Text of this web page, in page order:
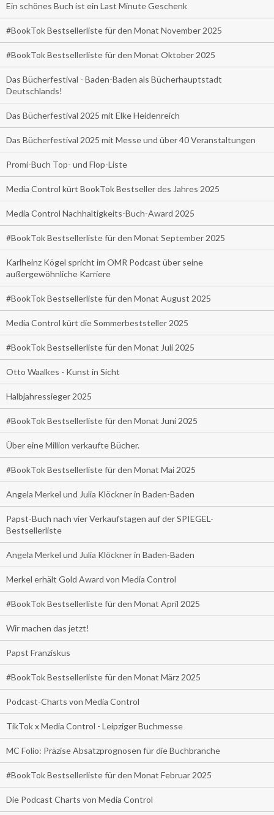
Ein schönes Buch ist ein Last Minute Geschenk
#BookTok Bestsellerliste für den Monat November 2025
#BookTok Bestsellerliste für den Monat Oktober 2025
Das Bücherfestival - Baden-Baden als Bücherhauptstadt
Deutschlands!
Das Bücherfestival 2025 mit Elke Heidenreich
Das Bücherfestival 2025 mit Messe und über 40 Veranstaltungen
Promi-Buch Top- und Flop-Liste
Media Control kürt BookTok Bestseller des Jahres 2025
Media Control Nachhaltigkeits-Buch-Award 2025
#BookTok Bestsellerliste für den Monat September 2025
Karlheinz Kögel spricht im OMR Podcast über seine
außergewöhnliche Karriere
#BookTok Bestsellerliste für den Monat August 2025
Media Control kürt die Sommerbeststeller 2025
#BookTok Bestsellerliste für den Monat Juli 2025
Otto Waalkes - Kunst in Sicht
Halbjahressieger 2025
#BookTok Bestsellerliste für den Monat Juni 2025
Über eine Million verkaufte Bücher.
#BookTok Bestsellerliste für den Monat Mai 2025
Angela Merkel und Julia Klöckner in Baden-Baden
Papst-Buch nach vier Verkaufstagen auf der SPIEGEL-
Bestsellerliste
Angela Merkel und Julia Klöckner in Baden-Baden
Merkel erhält Gold Award von Media Control
#BookTok Bestsellerliste für den Monat April 2025
Wir machen das jetzt!
Papst Franziskus
#BookTok Bestsellerliste für den Monat März 2025
Podcast-Charts von Media Control
TikTok x Media Control - Leipziger Buchmesse
MC Folio: Präzise Absatzprognosen für die Buchbranche
#BookTok Bestsellerliste für den Monat Februar 2025
Die Podcast Charts von Media Control